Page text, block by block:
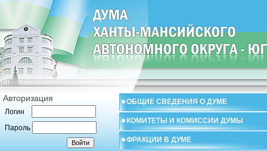
Авторизация
Логин
Пароль
ОБЩИЕ СВЕДЕНИЯ О ДУМЕ
КОМИТЕТЫ И КОМИССИИ ДУМЫ
ФРАКЦИИ В ДУМЕ